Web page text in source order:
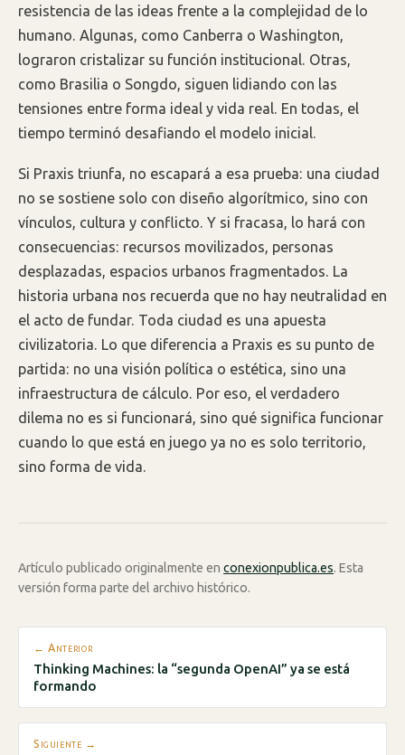
resistencia de las ideas frente a la complejidad de lo
humano. Algunas, como Canberra o Washington,
lograron cristalizar su función institucional. Otras,
como Brasilia o Songdo, siguen lidiando con las
tensiones entre forma ideal y vida real. En todas, el
tiempo terminó desafiando el modelo inicial.
Si Praxis triunfa, no escapará a esa prueba: una ciudad
no se sostiene solo con diseño algorítmico, sino con
vínculos, cultura y conflicto. Y si fracasa, lo hará con
consecuencias: recursos movilizados, personas
desplazadas, espacios urbanos fragmentados. La
historia urbana nos recuerda que no hay neutralidad en
el acto de fundar. Toda ciudad es una apuesta
civilizatoria. Lo que diferencia a Praxis es su punto de
partida: no una visión política o estética, sino una
infraestructura de cálculo. Por eso, el verdadero
dilema no es si funcionará, sino qué significa funcionar
cuando lo que está en juego ya no es solo territorio,
sino forma de vida.
Artículo publicado originalmente en conexionpublica.es. Esta
versión forma parte del archivo histórico.
← Anterior
Thinking Machines: la “segunda OpenAI” ya se está
formando
Siguiente →